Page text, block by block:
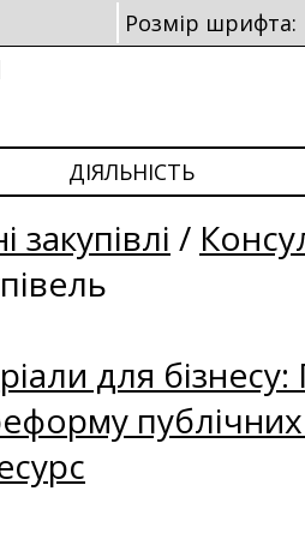
Розмір шрифта:
ДІЯЛЬНІСТЬ
закупівлі /
для
публічних